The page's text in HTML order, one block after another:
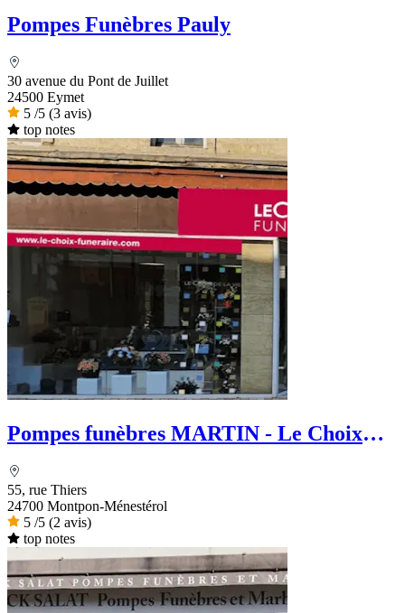
Pompes Funèbres Pauly
30 avenue du Pont de Juillet
24500 Eymet
5 /5 (3 avis)
top notes
Pompes funèbres MARTIN - Le Choix
55, rue Thiers
24700 Montpon-Ménestérol
5 /5 (2 avis)
top notes